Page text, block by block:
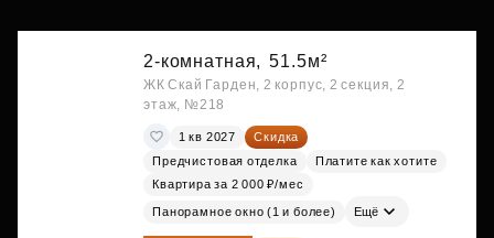
2-комнатная, 51.5м²
ЖК Скай Гарден, 2 корпус, 2 секция, 2
этаж, №218
1 кв 2027
Скидка
Предчистовая отделка
Платите как хотите
Квартира за 2 000 ₽/мес
Панорамное окно (1 и более) Ещё